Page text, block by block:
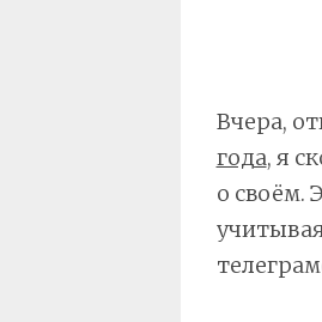
Вчера,
года, я
о своём.